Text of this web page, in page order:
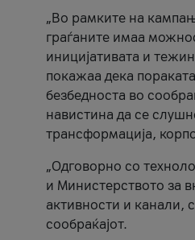
„Во рамките на
граѓаните имаа
иницијативата и
покажаа дека
безбедноста во
навистина да се
трансформација,
„Одговорно со
и Министерството за
активности и канали,
сообраќајот.